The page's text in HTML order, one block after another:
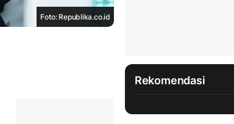
Foto: Republika.co.id
Rekomendasi